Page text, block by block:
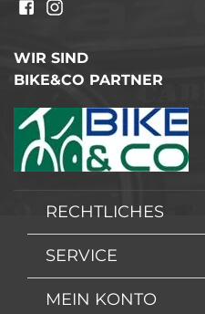
WIR SIND
BIKE&CO PARTNER
RECHTLICHES
SERVICE
MEIN KONTO